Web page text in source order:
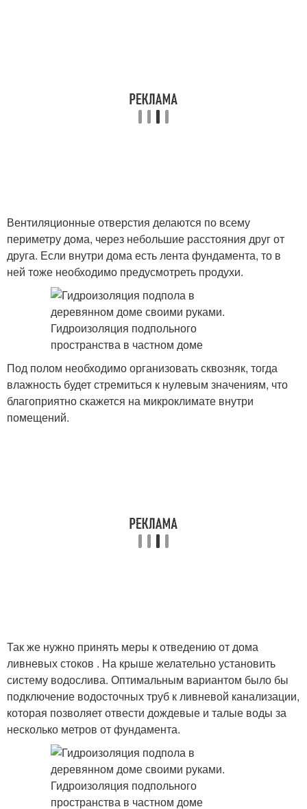
Вентиляционные отверстия делаются по всему
периметру дома, через небольшие расстояния друг от
друга. Если внутри дома есть лента фундамента, то в
ней тоже необходимо предусмотреть продухи.
Под полом необходимо организовать сквозняк, тогда
влажность будет стремиться к нулевым значениям, что
благоприятно скажется на микроклимате внутри
помещений.
Так же нужно принять меры к отведению от дома
ливневых стоков . На крыше желательно установить
систему водослива. Оптимальным вариантом было бы
подключение водосточных труб к ливневой канализации,
которая позволяет отвести дождевые и талые воды за
несколько метров от фундамента.